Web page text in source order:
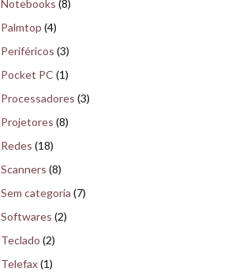
Notebooks (8)
Palmtop (4)
Periféricos (3)
Pocket PC (1)
Processadores (3)
Projetores (8)
Redes (18)
Scanners (8)
Sem categoria (7)
Softwares (2)
Teclado (2)
Telefax(1)